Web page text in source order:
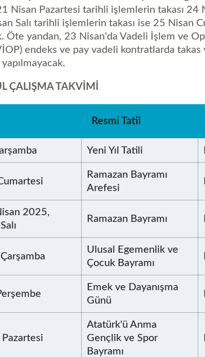
Nisan Pazartesi tarihli işlemlerin takası 24
Salı tarihli işlemlerin takası ise 25 Nisan
Öte yandan, 23 Nisan'da Vadeli İşlem ve
endeks ve pay vadeli kontratlarda takas
ÇALIŞMA TAKVİMİ
Resmi Tatil
Yeni Yıl Tatili
Ramazan Bayramı
Arefesi
2025,
Ramazan Bayramı
Ulusal Egemenlik ve
Çocuk Bayramı
Emek ve Dayanışma
Günü
Atatürk'ü Anma
Gençlik ve Spor
Bayramı